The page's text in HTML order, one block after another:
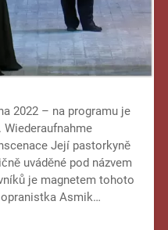
2022 – na programu je
Její pastorkyně
uváděné pod názvem
je magnetem tohoto
Asmik…